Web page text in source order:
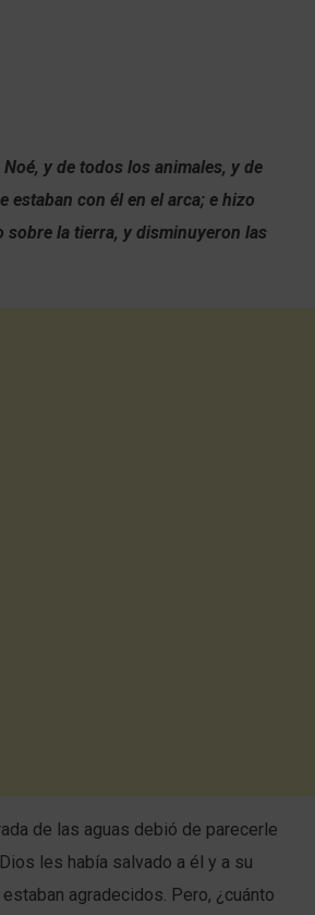
y de todos los animales, y de
estaban con él en el arca; e hizo
sobre la tierra, y disminuyeron las
de las aguas debió de parecerle
les había salvado a él y a su
agradecidos. Pero, ¿cuánto